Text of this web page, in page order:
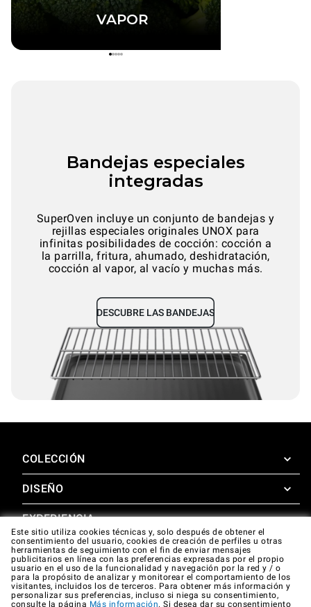
VAPOR
Bandejas especiales
integradas
SuperOven incluye un conjunto de bandejas y
rejillas especiales originales UNOX para
infinitas posibilidades de cocción: cocción a
la parrilla, fritura, ahumado, deshidratación,
cocción al vapor, al vacío y muchas más.
DESCUBRE LAS BANDEJAS
COLECCIÓN
SuperOven
Accesorios
DISEÑO
Design Lounge
Descargas
Galería
EXPERIENCIA
SuperOven Experience
Unox Casa App
APOYO
Garantía
Asistencia técnica
Este sitio utiliza cookies técnicas y, solo después de obtener el
consentimiento del usuario, cookies de creación de perfiles u otras
herramientas de seguimiento con el fin de enviar mensajes
publicitarios en línea con las preferencias expresadas por el propio
usuario en el uso de la funcionalidad y navegación por la red y / o
para la propósito de analizar y monitorear el comportamiento de los
visitantes, incluidos los de terceros. Para obtener más información y
personalizar sus preferencias, incluso si niega su consentimiento,
consulte la página Más información. Si desea dar su consentimiento